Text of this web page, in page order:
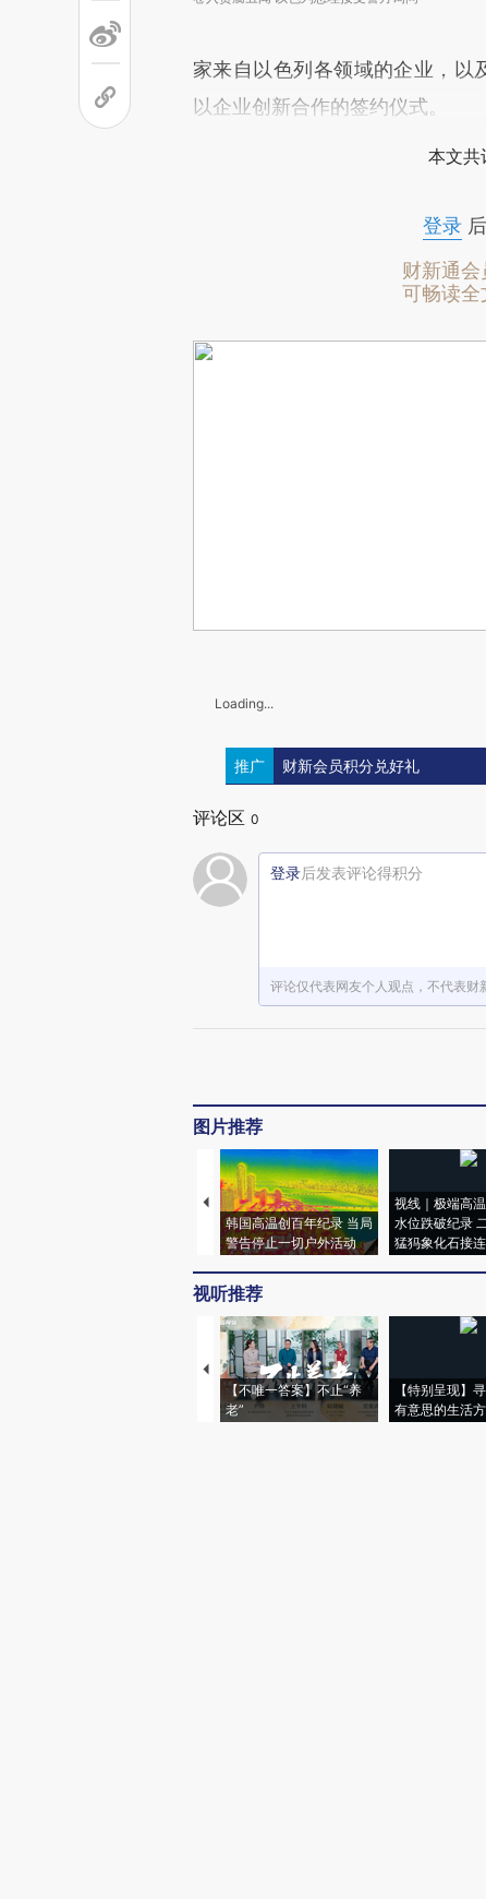
家来自以色列各领域的企业，以
以企业创新合作的签约仪式。
本文共
登录后
财新通会
可畅读全
Loading...
推广 财新会员积分兑好礼
评论区 0
登录后发表评论得积分
评论仅代表网友个人观点，不代表财
图片推荐
韩国高温创百年纪录 当局
警告停止一切户外活动
视线｜极端高
水位跌破纪录
猛犸象化石接
视听推荐
【不唯一答案】不止“养
老”
【特别呈现】
有意思的生活